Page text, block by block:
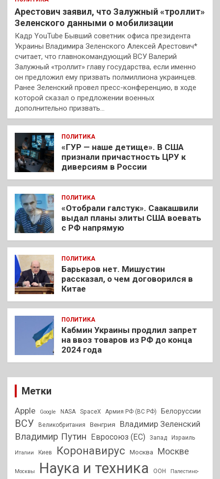
Арестович заявил, что Залужный «троллит»
Зеленского данными о мобилизации
Кадр YouTube Бывший советник офиса президента
Украины Владимира Зеленского Алексей Арестович*
считает, что главнокомандующий ВСУ Валерий
Залужный «троллит» главу государства, если именно
он предложил ему призвать полмиллиона украинцев.
Ранее Зеленский провел пресс-конференцию, в ходе
которой сказал о предложении военных
дополнительно призвать…
ПОЛИТИКА
«ГУР — наше детище». В США
признали причастность ЦРУ к
диверсиям в России
ПОЛИТИКА
«Отобрали галстук». Саакашвили
выдал планы элиты США воевать
с РФ напрямую
ПОЛИТИКА
Барьеров нет. Мишустин
рассказал, о чем договорился в
Китае
ПОЛИТИКА
Кабмин Украины продлил запрет
на ввоз товаров из РФ до конца
2024 года
Метки
Apple Google NASA SpaceX Армия РФ (ВС РФ) Белоруссии
ВСУ Великобритания Венгрия Владимир Зеленский
Владимир Путин Евросоюз (ЕС) Запад Израиль
Италии Киев Коронавирус Москва Москве
Москвы Наука и техника ООН Палестино-